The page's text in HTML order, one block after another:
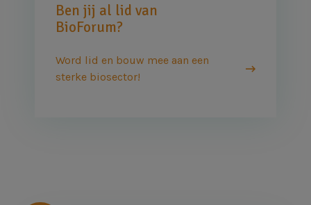
Ben jij al lid van
BioForum?
Word lid en bouw mee aan een
sterke biosector!